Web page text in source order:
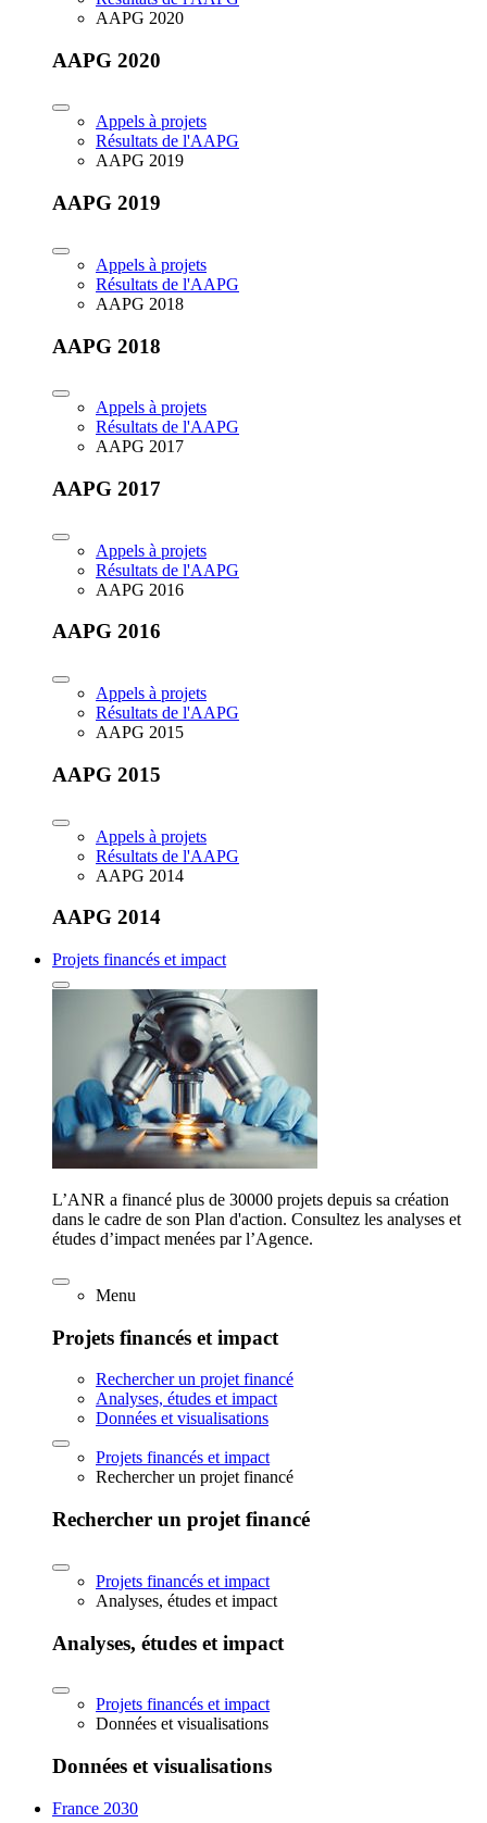
AAPG 2020
AAPG 2020
Appels à projets
Résultats de l'AAPG
AAPG 2019
AAPG 2019
Appels à projets
Résultats de l'AAPG
AAPG 2018
AAPG 2018
Appels à projets
Résultats de l'AAPG
AAPG 2017
AAPG 2017
Appels à projets
Résultats de l'AAPG
AAPG 2016
AAPG 2016
Appels à projets
Résultats de l'AAPG
AAPG 2015
AAPG 2015
Appels à projets
Résultats de l'AAPG
AAPG 2014
AAPG 2014
Projets financés et impact
L’ANR a financé plus de 30000 projets depuis sa création
dans le cadre de son Plan d'action. Consultez les analyses et
études d’impact menées par l’Agence.
Menu
Projets financés et impact
Rechercher un projet financé
Analyses, études et impact
Données et visualisations
Projets financés et impact
Rechercher un projet financé
Rechercher un projet financé
Projets financés et impact
Analyses, études et impact
Analyses, études et impact
Projets financés et impact
Données et visualisations
Données et visualisations
France 2030